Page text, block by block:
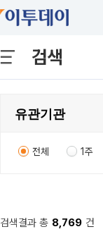
검색
전체 1주
검색결과 총 8,769 건